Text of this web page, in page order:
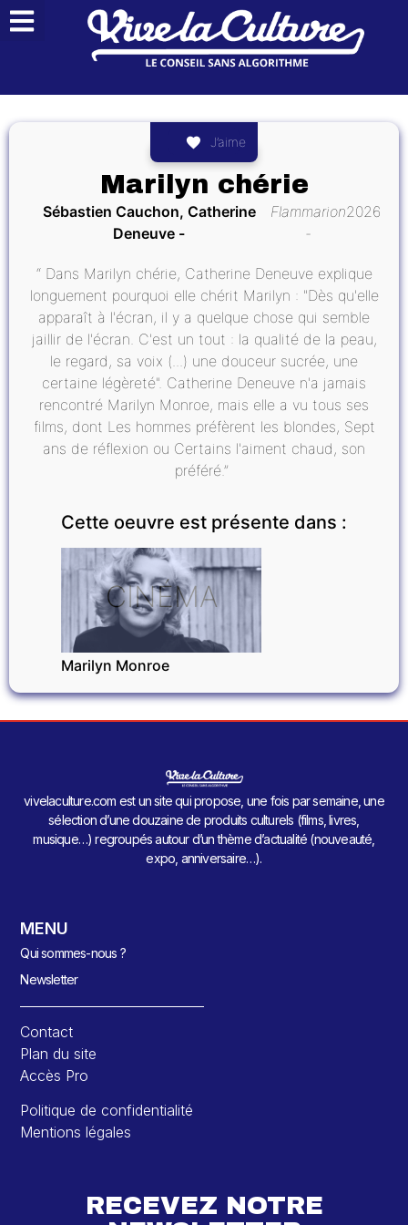
J’aime
Marilyn chérie
Sébastien Cauchon, Catherine
Deneuve
Flammarion2026
“ Dans Marilyn chérie, Catherine Deneuve explique
longuement pourquoi elle chérit Marilyn : "Dès qu'elle
apparaît à l'écran, il y a quelque chose qui semble
jaillir de l'écran. C'est un tout : la qualité de la peau,
le regard, sa voix (...) une douceur sucrée, une
certaine légèreté". Catherine Deneuve n'a jamais
rencontré Marilyn Monroe, mais elle a vu tous ses
films, dont Les hommes préfèrent les blondes, Sept
ans de réflexion ou Certains l'aiment chaud, son
préféré.”
Cette oeuvre est présente dans :
CINÉMA
Marilyn Monroe
vivelaculture.com est un site qui propose, une fois par semaine, une
sélection d’une douzaine de produits culturels (films, livres,
musique…) regroupés autour d’un thème d’actualité (nouveauté,
expo, anniversaire…).
MENU
Qui sommes-nous ?
Newsletter
Contact
Plan du site
Accès Pro
Politique de confidentialité
Mentions légales
RECEVEZ NOTRE